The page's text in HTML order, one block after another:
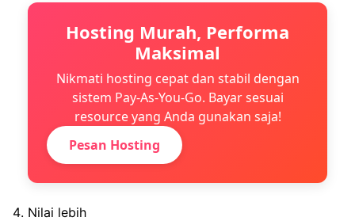
Hosting Murah, Performa
Maksimal
Nikmati hosting cepat dan stabil dengan
sistem Pay-As-You-Go. Bayar sesuai
resource yang Anda gunakan saja!
Pesan Hosting
Nilai lebih